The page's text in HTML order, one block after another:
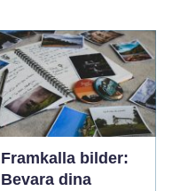
Framkalla bilder:
Bevara dina